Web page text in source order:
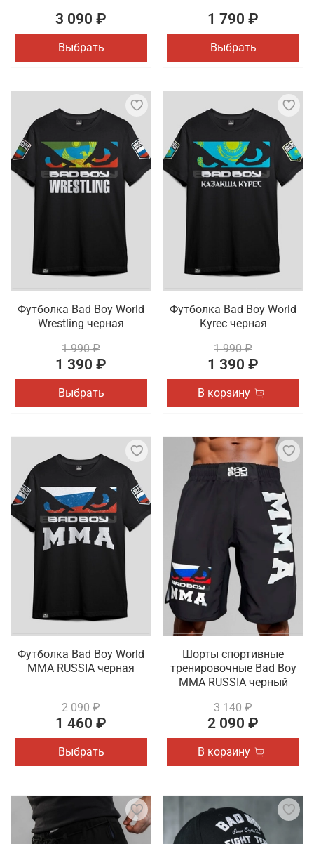
3 090 ₽
Выбрать
1 790 ₽
Выбрать
Футболка Bad Boy World
Wrestling черная
1 990 ₽
1 390 ₽
Выбрать
Футболка Bad Boy World
Kyrec черная
1 990 ₽
1 390 ₽
В корзину
Футболка Bad Boy World
MMA RUSSIA черная
2 090 ₽
1 460 ₽
Выбрать
Шорты спортивные
тренировочные Bad Boy
MMA RUSSIA черный
3 140 ₽
2 090 ₽
В корзину